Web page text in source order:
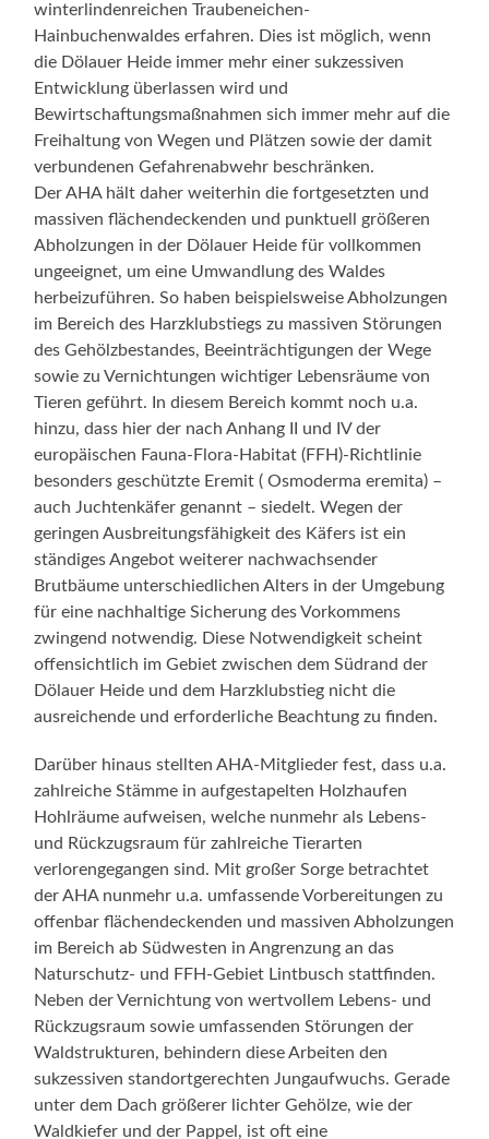
winterlindenreichen Traubeneichen-
Hainbuchenwaldes erfahren. Dies ist möglich, wenn
die Dölauer Heide immer mehr einer sukzessiven
Entwicklung überlassen wird und
Bewirtschaftungsmaßnahmen sich immer mehr auf die
Freihaltung von Wegen und Plätzen sowie der damit
verbundenen Gefahrenabwehr beschränken.
Der AHA hält daher weiterhin die fortgesetzten und
massiven flächendeckenden und punktuell größeren
Abholzungen in der Dölauer Heide für vollkommen
ungeeignet, um eine Umwandlung des Waldes
herbeizuführen. So haben beispielsweise Abholzungen
im Bereich des Harzklubstiegs zu massiven Störungen
des Gehölzbestandes, Beeinträchtigungen der Wege
sowie zu Vernichtungen wichtiger Lebensräume von
Tieren geführt. In diesem Bereich kommt noch u.a.
hinzu, dass hier der nach Anhang II und IV der
europäischen Fauna-Flora-Habitat (FFH)-Richtlinie
besonders geschützte Eremit ( Osmoderma eremita) –
auch Juchtenkäfer genannt – siedelt. Wegen der
geringen Ausbreitungsfähigkeit des Käfers ist ein
ständiges Angebot weiterer nachwachsender
Brutbäume unterschiedlichen Alters in der Umgebung
für eine nachhaltige Sicherung des Vorkommens
zwingend notwendig. Diese Notwendigkeit scheint
offensichtlich im Gebiet zwischen dem Südrand der
Dölauer Heide und dem Harzklubstieg nicht die
ausreichende und erforderliche Beachtung zu finden.
Darüber hinaus stellten AHA-Mitglieder fest, dass u.a.
zahlreiche Stämme in aufgestapelten Holzhaufen
Hohlräume aufweisen, welche nunmehr als Lebens-
und Rückzugsraum für zahlreiche Tierarten
verlorengegangen sind. Mit großer Sorge betrachtet
der AHA nunmehr u.a. umfassende Vorbereitungen zu
offenbar flächendeckenden und massiven Abholzungen
im Bereich ab Südwesten in Angrenzung an das
Naturschutz- und FFH-Gebiet Lintbusch stattfinden.
Neben der Vernichtung von wertvollem Lebens- und
Rückzugsraum sowie umfassenden Störungen der
Waldstrukturen, behindern diese Arbeiten den
sukzessiven standortgerechten Jungaufwuchs. Gerade
unter dem Dach größerer lichter Gehölze, wie der
Waldkiefer und der Pappel, ist oft eine